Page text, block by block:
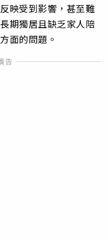
映受到影響，甚至難
期獨居且缺乏家人陪
面的問題。